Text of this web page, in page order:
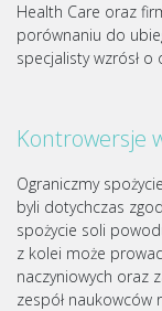
Health Care oraz
porównaniu do
specjalisty wzrósł o
Kontrowersje
Ograniczmy
byli dotychczas
spożycie soli
z kolei może
naczyniowych oraz
zespół naukowców